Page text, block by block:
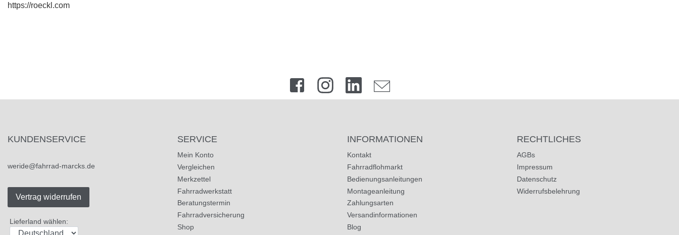
https://roeckl.com
KUNDENSERVICE
weride@fahrrad-marcks.de
Vertrag widerrufen
Lieferland wählen:
SERVICE
Mein Konto
Vergleichen
Merkzettel
Fahrradwerkstatt
Beratungstermin
Fahrradversicherung
Shop
INFORMATIONEN
Kontakt
Fahrradflohmarkt
Bedienungsanleitungen
Montageanleitung
Zahlungsarten
Versandinformationen
Blog
RECHTLICHES
AGBs
Impressum
Datenschutz
Widerrufsbelehrung